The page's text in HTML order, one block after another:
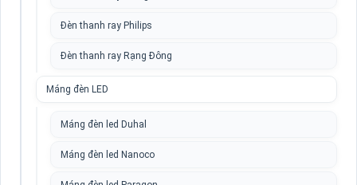
Đèn thanh ray Philips
Đèn thanh ray Rạng Đông
Máng đèn LED
Máng đèn led Duhal
Máng đèn led Nanoco